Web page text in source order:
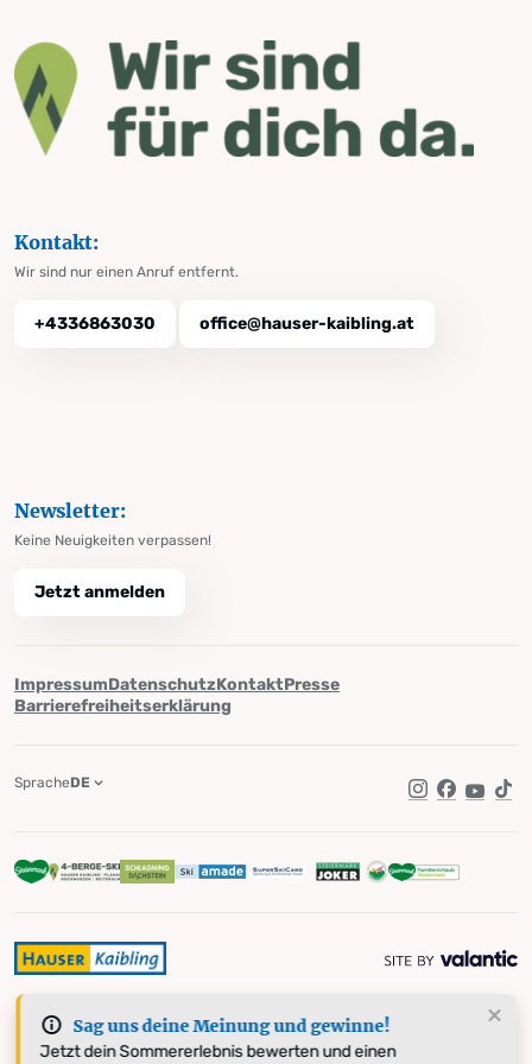
Sag uns deine Meinung und gewinne!
Jetzt dein Sommererlebnis bewerten und einen
Kontakt:
Wir sind nur einen Anruf entfernt.
+4336863030 office@hauser-kaibling.at
Newsletter:
Keine Neuigkeiten verpassen!
Jetzt anmelden
ImpressumDatenschutzKontaktPresse
Barrierefreiheitserklärung
Instagram
Facebook
SpracheDE